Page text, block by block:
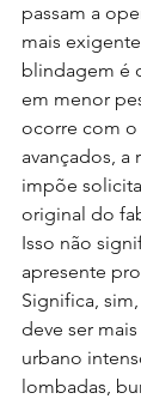
passam a
mais
blindagem é
em menor
ocorre com o
avançados, a
impõe
original do
Isso não
apresente
Significa,
deve ser
urbano
lombadas,